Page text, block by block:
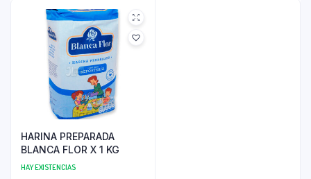
HARINA PREPARADA
BLANCA FLOR X 1 KG
HAY EXISTENCIAS